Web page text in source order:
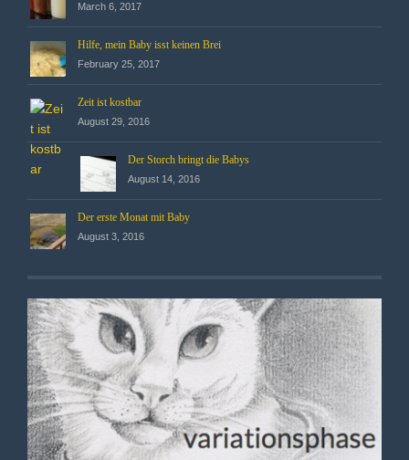
March 6, 2017
Hilfe, mein Baby isst keinen Brei
February 25, 2017
Zeit ist kostbar
August 29, 2016
Der Storch bringt die Babys
August 14, 2016
Der erste Monat mit Baby
August 3, 2016